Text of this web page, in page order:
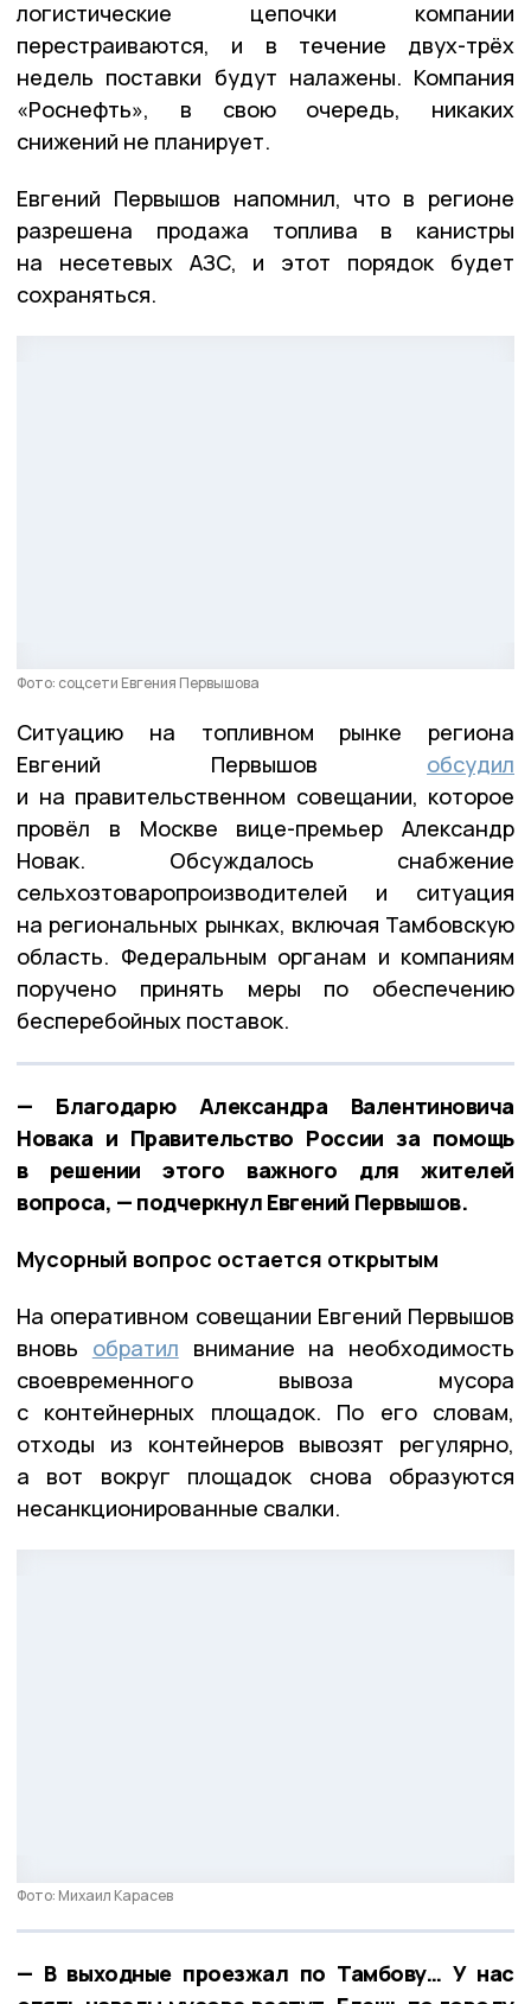
логистические цепочки компании
перестраиваются, и в течение двух-трёх
недель поставки будут налажены. Компания
«Роснефть», в свою очередь, никаких
снижений не планирует.
Евгений Первышов напомнил, что в регионе
разрешена продажа топлива в канистры
на несетевых АЗС, и этот порядок будет
сохраняться.
Фото: соцсети Евгения Первышова
Ситуацию на топливном рынке региона
Евгений Первышов обсудил
и на правительственном совещании, которое
провёл в Москве вице-премьер Александр
Новак. Обсуждалось снабжение
сельхозтоваропроизводителей и ситуация
на региональных рынках, включая Тамбовскую
область. Федеральным органам и компаниям
поручено принять меры по обеспечению
бесперебойных поставок.
— Благодарю Александра Валентиновича
Новака и Правительство России за помощь
в решении этого важного для жителей
вопроса, — подчеркнул Евгений Первышов.
Мусорный вопрос остается открытым
На оперативном совещании Евгений Первышов
вновь обратил внимание на необходимость
своевременного вывоза мусора
с контейнерных площадок. По его словам,
отходы из контейнеров вывозят регулярно,
а вот вокруг площадок снова образуются
несанкционированные свалки.
Фото: Михаил Карасев
— В выходные проезжал по Тамбову… У нас